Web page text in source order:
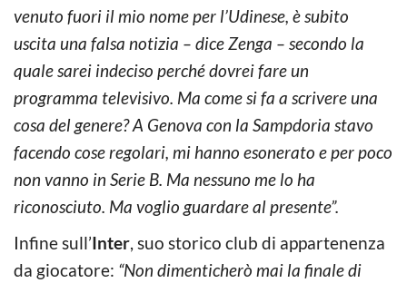
venuto fuori il mio nome per l’Udinese, è subito
uscita una falsa notizia – dice Zenga – secondo la
quale sarei indeciso perché dovrei fare un
programma televisivo. Ma come si fa a scrivere una
cosa del genere? A Genova con la Sampdoria stavo
facendo cose regolari, mi hanno esonerato e per poco
non vanno in Serie B. Ma nessuno me lo ha
riconosciuto. Ma voglio guardare al presente”.
Infine sull’Inter, suo storico club di appartenenza
da giocatore: “Non dimenticherò mai la finale di